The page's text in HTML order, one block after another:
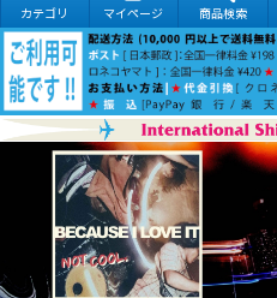
カテゴリ マイページ 商品検索